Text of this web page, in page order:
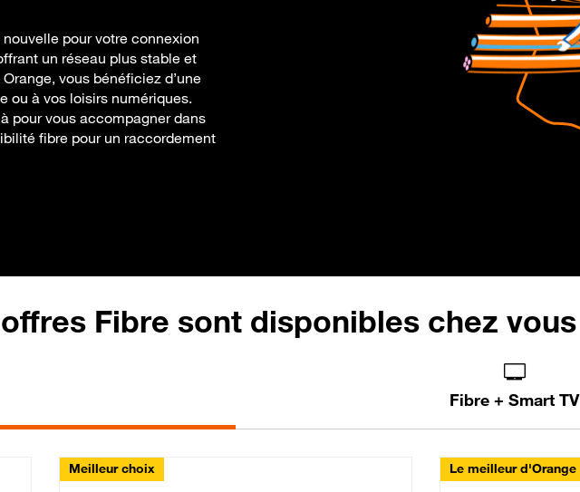
pour votre connexion
un réseau plus stable et
vous bénéficiez d’une
ou à vos loisirs numériques.
pour vous accompagner dans
fibre pour un raccordement
Fibre sont disponibles chez vous
Fibre + Smart TV
Meilleur choix Le meilleur d'Orange